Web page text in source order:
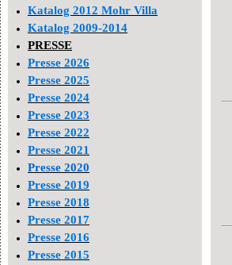
Katalog 2012 Mohr Villa
Katalog 2009-2014
PRESSE
Presse 2026
Presse 2025
Presse 2024
Presse 2023
Presse 2022
Presse 2021
Presse 2020
Presse 2019
Presse 2018
Presse 2017
Presse 2016
Presse 2015